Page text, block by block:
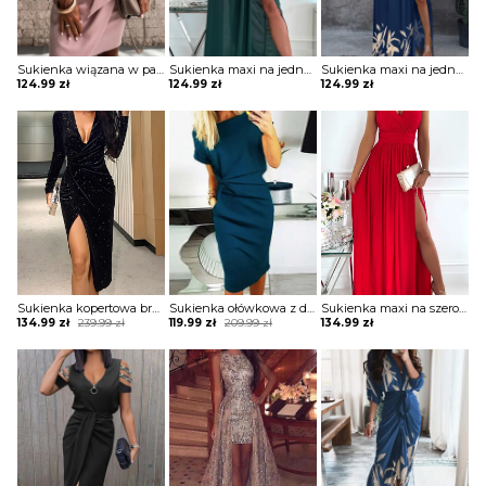
Sukienka wiązana w pasie z krótkimi koronkowymi rękawami
124.99 zł
Sukienka maxi na jedno ramię z drapowaniem
124.99 zł
Sukienka maxi na jedno ramię z zabudowanym dekoltem
124.99 zł
Sukienka kopertowa brokatowa z drapowaniem
239.99zł
Original
was:
239.99 zł.
134.99 zł
Current
is:
134.99 zł.
Sukienka ołówkowa z drapowaniem i dekoltem w łódkę
209.99zł
Original
was:
209.99 zł.
119.99 zł
Current
is:
119.99 zł.
Sukienka maxi na szerokich ramiączkach z kopertową górą i rozporkiem
134.99 zł